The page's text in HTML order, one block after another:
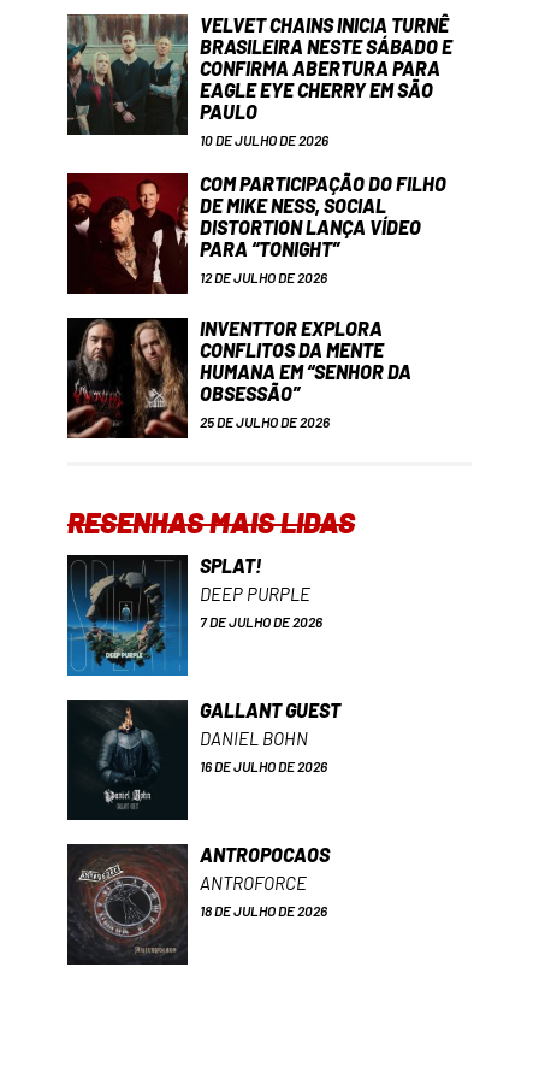
VELVET CHAINS INICIA TURNÊ
BRASILEIRA NESTE SÁBADO E
CONFIRMA ABERTURA PARA
EAGLE EYE CHERRY EM SÃO
PAULO
10 DE JULHO DE 2026
COM PARTICIPAÇÃO DO FILHO
DE MIKE NESS, SOCIAL
DISTORTION LANÇA VÍDEO
PARA “TONIGHT”
12 DE JULHO DE 2026
INVENTTOR EXPLORA
CONFLITOS DA MENTE
HUMANA EM “SENHOR DA
OBSESSÃO”
25 DE JULHO DE 2026
RESENHAS MAIS LIDAS
SPLAT!
DEEP PURPLE
7 DE JULHO DE 2026
GALLANT GUEST
DANIEL BOHN
16 DE JULHO DE 2026
ANTROPOCAOS
ANTROFORCE
18 DE JULHO DE 2026